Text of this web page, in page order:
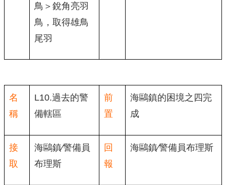
鳥＞銳角亮羽
鳥，取得雄鳥
尾羽
名
稱
L10.過去的警
備轄區
前
置
海鷗鎮的困境之四完
成
接
取
海鷗鎮∕警備員
布理斯
回
報
海鷗鎮∕警備員布理斯